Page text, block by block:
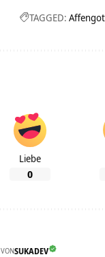
TAGGED:
Liebe
0
VONSUKADEV